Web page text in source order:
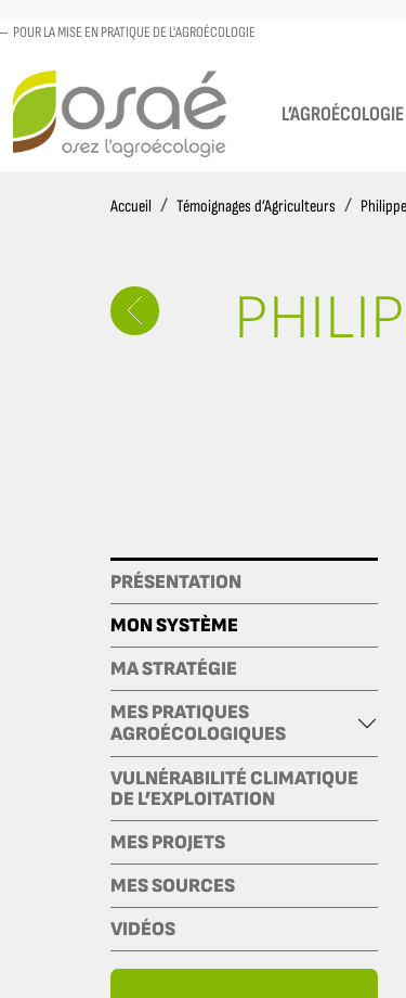
POUR LA MISE EN PRATIQUE DE L'AGROÉCOLOGIE
L’AGROÉCOLOGIE
Accueil AccueilTémoignages d’Agriculteurs
PRÉSENTATION
MON SYSTÈME
MA STRATÉGIE
MES PRATIQUES
AGROÉCOLOGIQUES
VULNÉRABILITÉ CLIMATIQUE
DE L’EXPLOITATION
MES PROJETS
MES SOURCES
VIDÉOS